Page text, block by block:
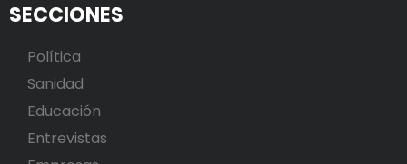
SECCIONES
Política
Sanidad
Educación
Entrevistas